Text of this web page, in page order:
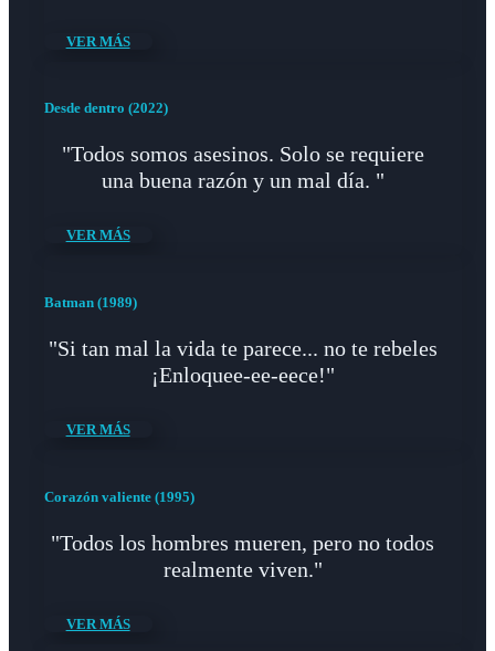
VER MÁS
Desde dentro (2022)
"Todos somos asesinos. Solo se requiere
una buena razón y un mal día. "
VER MÁS
Batman (1989)
"Si tan mal la vida te parece... no te rebeles
¡Enloquee-ee-eece!"
VER MÁS
Corazón valiente (1995)
"Todos los hombres mueren, pero no todos
realmente viven."
VER MÁS